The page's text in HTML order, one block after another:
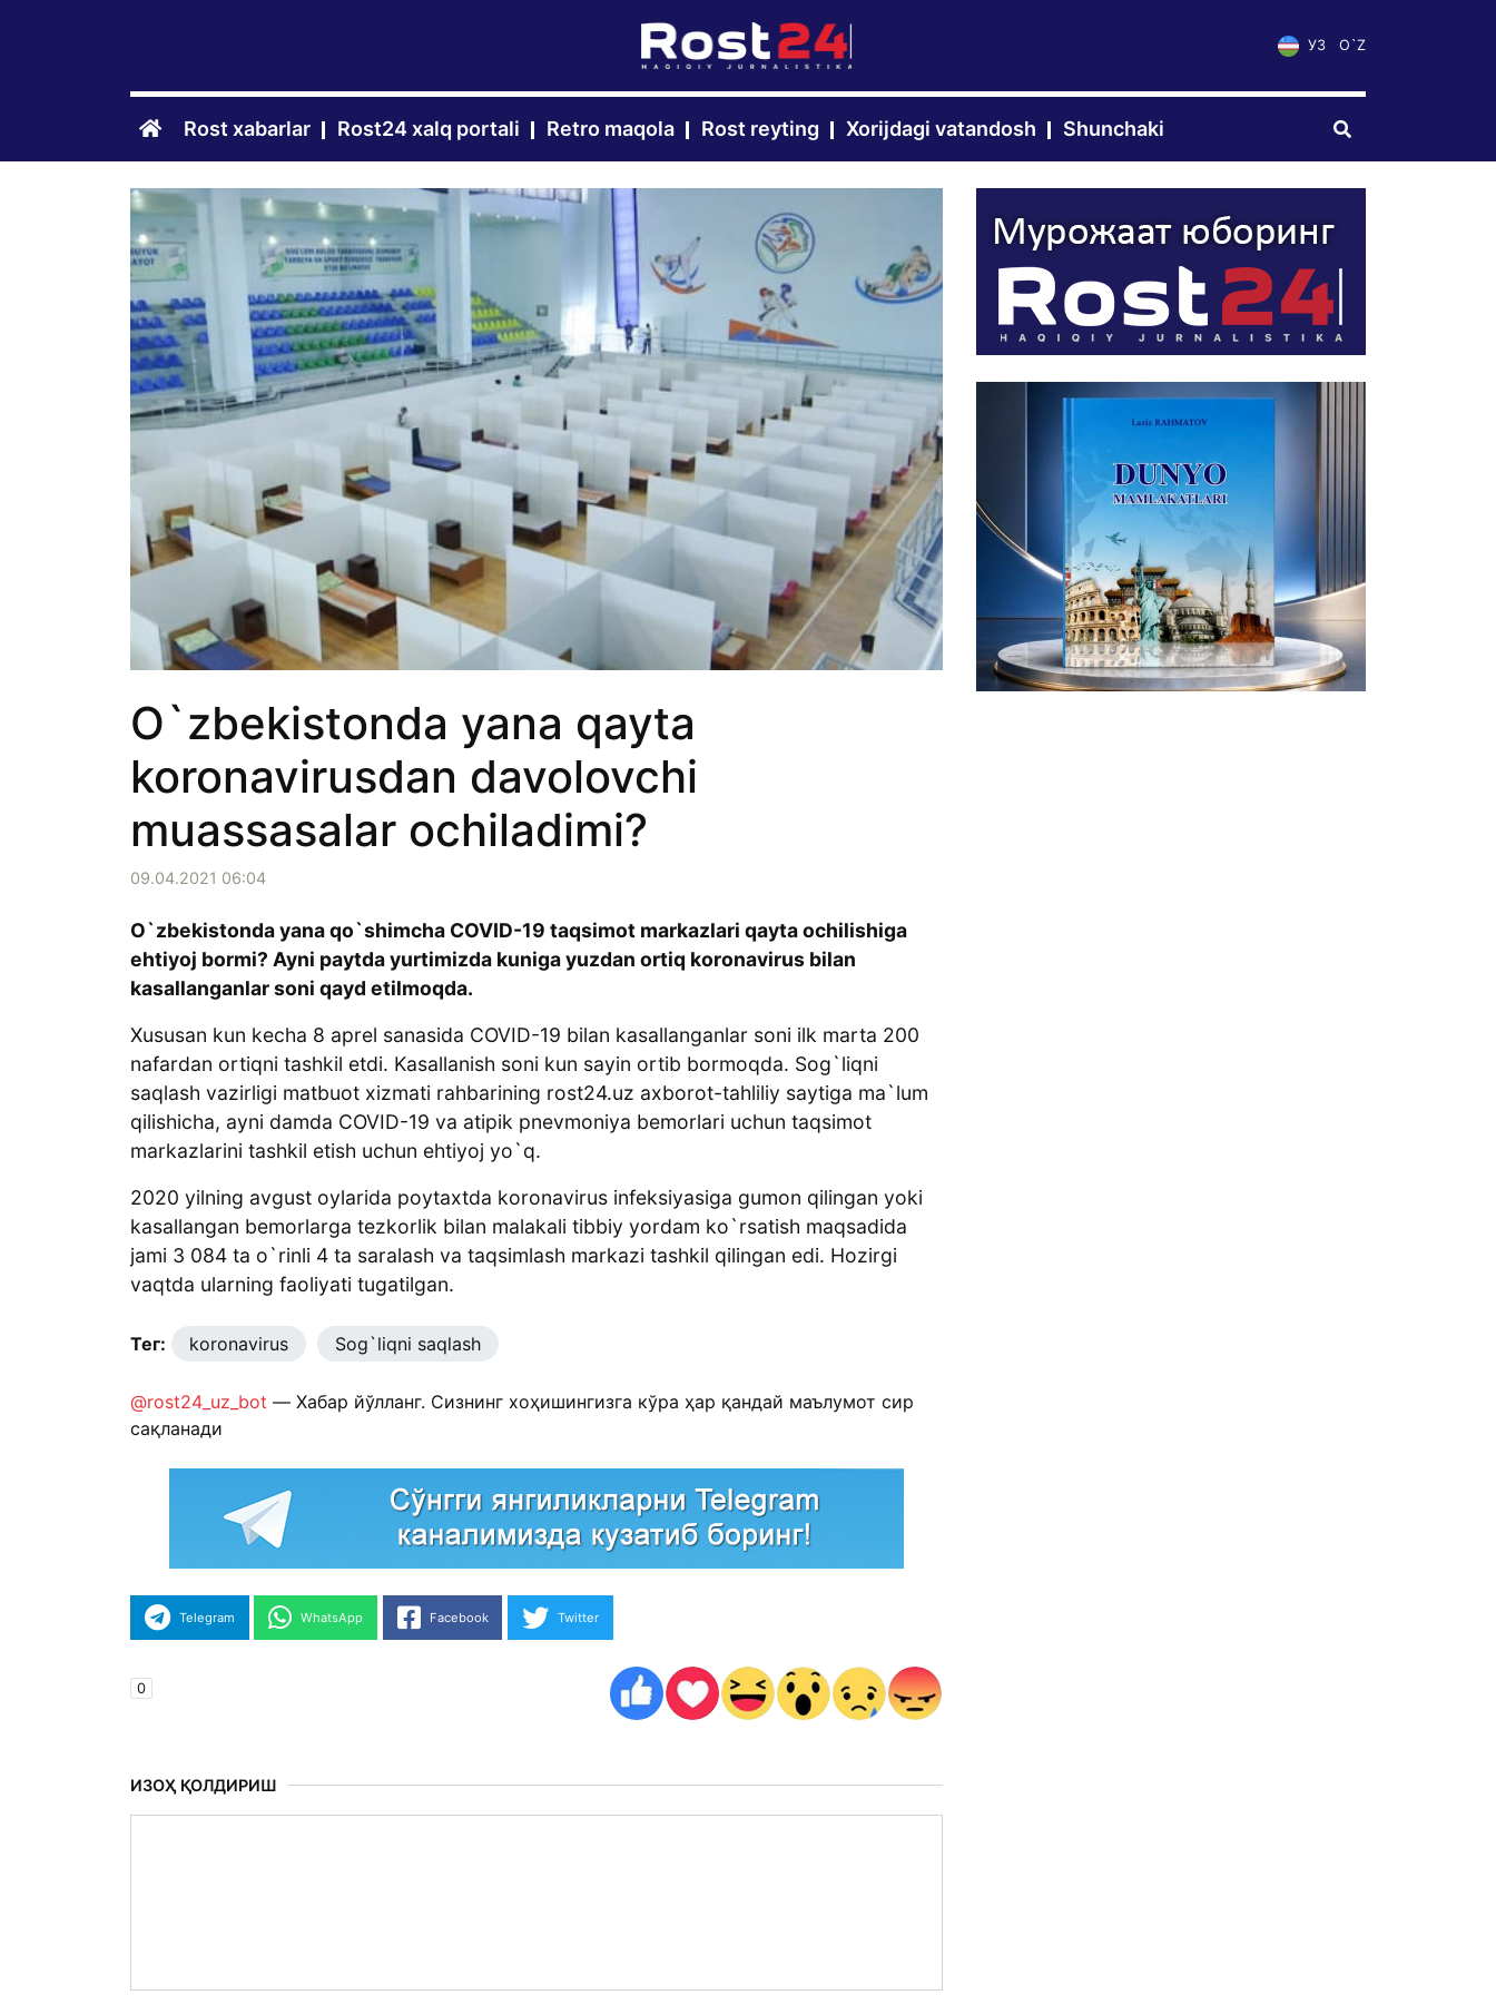
УЗ O`Z
Rost xabarlar Rost24 xalq portali Retro maqola Rost reyting Xorijdagi vatandosh Shunchaki
O`zbekistonda yana qayta
koronavirusdan davolovchi
muassasalar ochiladimi?
09.04.2021 06:04
O`zbekistonda yana qo`shimcha COVID-19 taqsimot markazlari qayta ochilishiga
ehtiyoj bormi? Ayni paytda yurtimizda kuniga yuzdan ortiq koronavirus bilan
kasallanganlar soni qayd etilmoqda.
Xususan kun kecha 8 aprel sanasida COVID-19 bilan kasallanganlar soni ilk marta 200
nafardan ortiqni tashkil etdi. Kasallanish soni kun sayin ortib bormoqda. Sog`liqni
saqlash vazirligi matbuot xizmati rahbarining rost24.uz axborot-tahliliy saytiga ma`lum
qilishicha, ayni damda COVID-19 va atipik pnevmoniya bemorlari uchun taqsimot
markazlarini tashkil etish uchun ehtiyoj yo`q.
2020 yilning avgust oylarida poytaxtda koronavirus infeksiyasiga gumon qilingan yoki
kasallangan bemorlarga tezkorlik bilan malakali tibbiy yordam ko`rsatish maqsadida
jami 3 084 ta o`rinli 4 ta saralash va taqsimlash markazi tashkil qilingan edi. Hozirgi
vaqtda ularning faoliyati tugatilgan.
Тег: koronavirus Sog`liqni saqlash
@rost24_uz_bot — Хабар йўлланг. Сизнинг хоҳишингизга кўра ҳар қандай маълумот сир
сақланади
Telegram WhatsApp Facebook Twitter
0
ИЗОҲ ҚОЛДИРИШ